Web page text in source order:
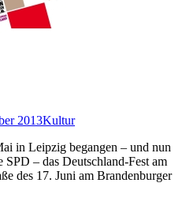
2013Kultur
in Leipzig begangen – und nun
– das Deutschland-Fest am
des 17. Juni am Brandenburger